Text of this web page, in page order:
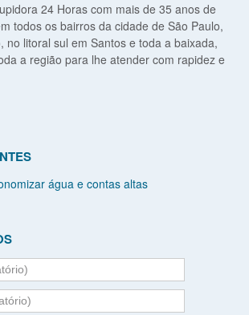
24 Horas com mais de 35 anos de
todos os bairros da cidade de São Paulo,
no litoral sul em Santos e toda a baixada,
a região para lhe atender com rapidez e
água e contas altas